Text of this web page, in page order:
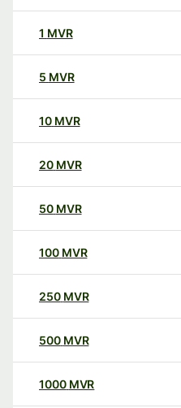
1 MVR
5 MVR
10 MVR
20 MVR
50 MVR
100 MVR
250 MVR
500 MVR
1000 MVR